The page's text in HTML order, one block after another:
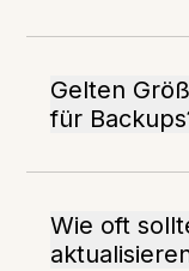
Gelten
für
Wie oft